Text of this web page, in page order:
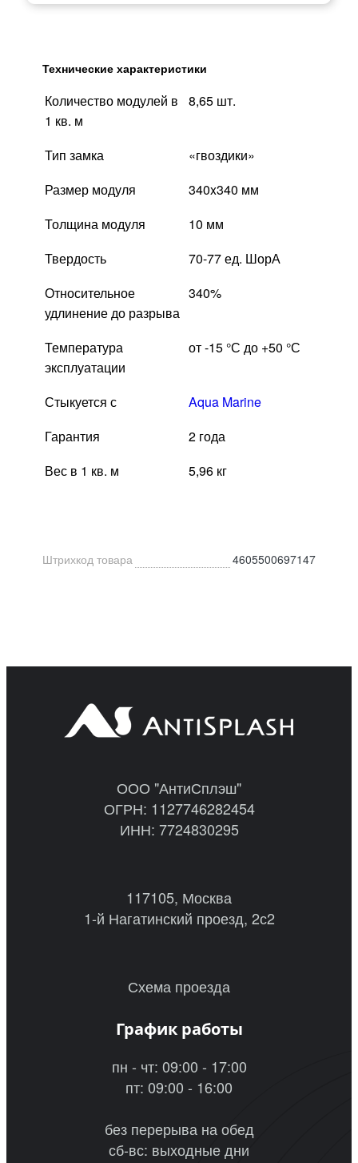
Технические характеристики
Количество модулей в
1 кв. м
8,65 шт.
Тип замка
«гвоздики»
Размер модуля
340x340 мм
Толщина модуля
10 мм
Твердость
70-77 ед. ШорА
Относительное
удлинение до разрыва
340%
Температура
эксплуатации
от -15 °С до +50 °С
Стыкуется с
Aqua Marine
Гарантия
2 года
Вес в 1 кв. м
5,96 кг
Штрихкод товара 4605500697147
ООО "АнтиСплэш"
ОГРН: 1127746282454
ИНН: 7724830295
117105, Москва
1-й Нагатинский проезд, 2с2
Схема проезда
График работы
пн - чт: 09:00 - 17:00
пт: 09:00 - 16:00
без перерыва на обед
сб-вс: выходные дни